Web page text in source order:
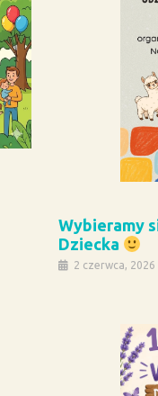
Wybieramy
Dziecka
2 czerwca, 2026